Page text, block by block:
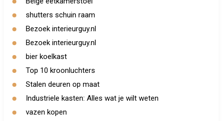
shutters schuin raam
Bezoek interieurguy.nl
Bezoek interieurguy.nl
bier koelkast
Top 10 kroonluchters
Stalen deuren op maat
Industriele kasten: Alles wat je wilt weten
vazen kopen